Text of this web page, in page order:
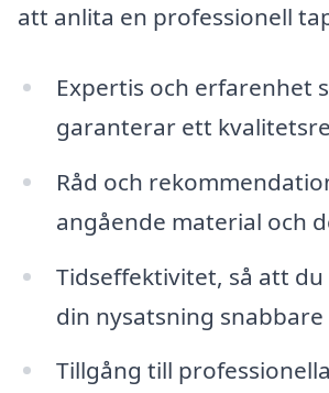
att anlita en professionell
Expertis och erfarenhet
garanterar ett
Råd och
angående material och
Tidseffektivitet, så att
din nysatsning snabbare
Tillgång till